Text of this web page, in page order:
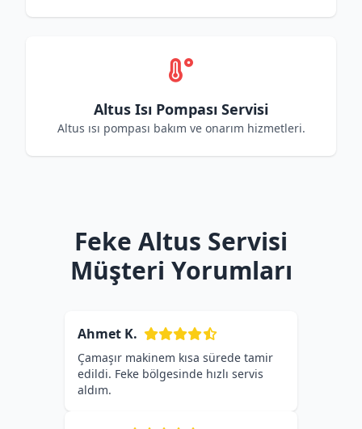
Altus Isı Pompası Servisi
Altus ısı pompası bakım ve onarım hizmetleri.
Feke Altus Servisi
Müşteri Yorumları
Ahmet K.
Çamaşır makinem kısa sürede tamir
edildi. Feke bölgesinde hızlı servis
aldım.